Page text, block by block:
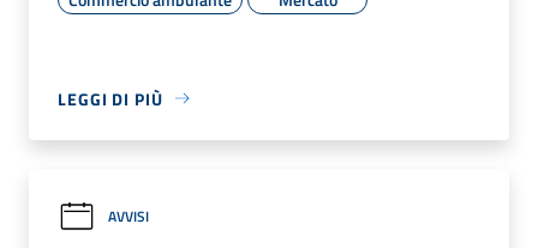
LEGGI DI PIÙ
AVVISI